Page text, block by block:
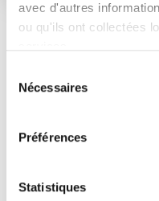
avec d'autres
ou qu'ils ont collectées
Nécessaires
Préférences
Statistiques